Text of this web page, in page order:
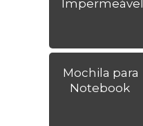
Impermeável
Mochila para
Notebook